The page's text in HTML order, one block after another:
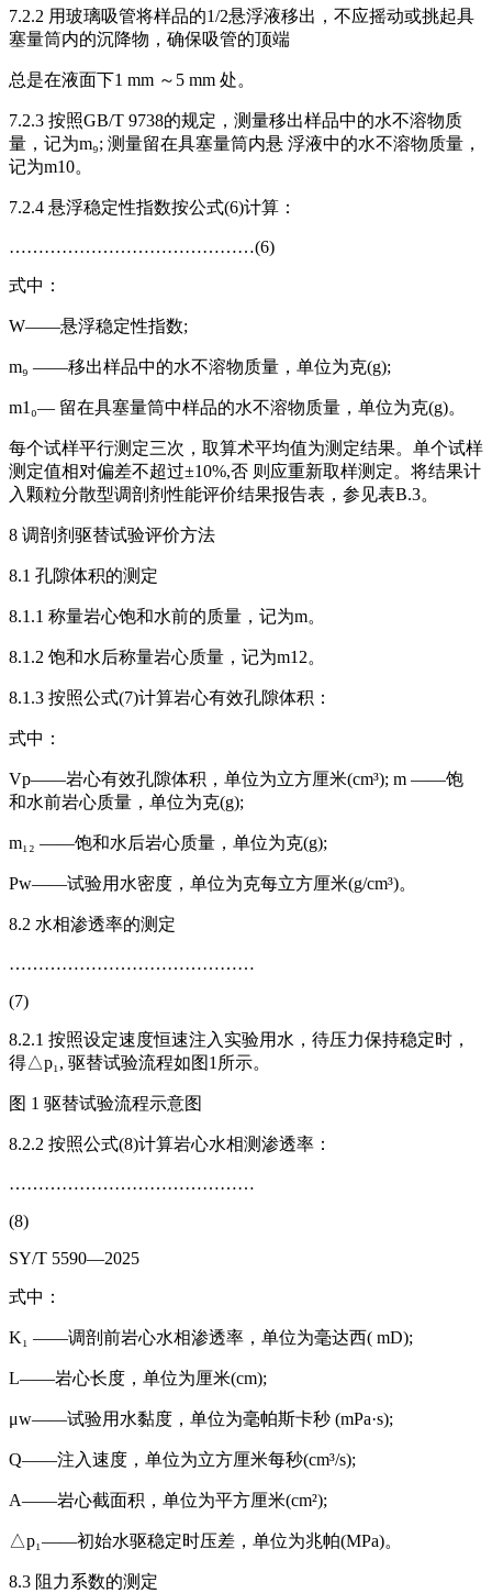
7.2.2 用玻璃吸管将样品的1/2悬浮液移出，不应摇动或挑起具
塞量筒内的沉降物，确保吸管的顶端
总是在液面下1 mm ～5 mm 处。
7.2.3 按照GB/T 9738的规定，测量移出样品中的水不溶物质
量，记为m₉; 测量留在具塞量筒内悬 浮液中的水不溶物质量，
记为m10。
7.2.4 悬浮稳定性指数按公式(6)计算：
……………………………………(6)
式中：
W——悬浮稳定性指数;
m₉ ——移出样品中的水不溶物质量，单位为克(g);
m1₀— 留在具塞量筒中样品的水不溶物质量，单位为克(g)。
每个试样平行测定三次，取算术平均值为测定结果。单个试样
测定值相对偏差不超过±10%,否 则应重新取样测定。将结果计
入颗粒分散型调剖剂性能评价结果报告表，参见表B.3。
8 调剖剂驱替试验评价方法
8.1 孔隙体积的测定
8.1.1 称量岩心饱和水前的质量，记为m。
8.1.2 饱和水后称量岩心质量，记为m12。
8.1.3 按照公式(7)计算岩心有效孔隙体积：
式中：
Vp——岩心有效孔隙体积，单位为立方厘米(cm³); m ——饱
和水前岩心质量，单位为克(g);
m₁₂ ——饱和水后岩心质量，单位为克(g);
Pw——试验用水密度，单位为克每立方厘米(g/cm³)。
8.2 水相渗透率的测定
……………………………………
(7)
8.2.1 按照设定速度恒速注入实验用水，待压力保持稳定时，
得△p₁, 驱替试验流程如图1所示。
图 1 驱替试验流程示意图
8.2.2 按照公式(8)计算岩心水相测渗透率：
……………………………………
(8)
SY/T 5590—2025
式中：
K₁ ——调剖前岩心水相渗透率，单位为毫达西( mD);
L——岩心长度，单位为厘米(cm);
μw——试验用水黏度，单位为毫帕斯卡秒 (mPa·s);
Q——注入速度，单位为立方厘米每秒(cm³/s);
A——岩心截面积，单位为平方厘米(cm²);
△p₁——初始水驱稳定时压差，单位为兆帕(MPa)。
8.3 阻力系数的测定